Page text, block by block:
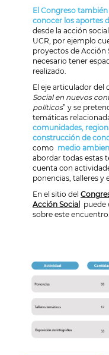
El Congreso
conocer los aportes
desde la acción
UCR, por ejemplo
proyectos de Acción
necesario tener
realizado.
El eje articulador del
Social en nuevos
políticos” y se
temáticas
comunidades,
construcción de
como medio
abordar todas estas
cuenta con
ponencias, talleres y
En el sitio del
Acción Social
puede
sobre este encuentro.